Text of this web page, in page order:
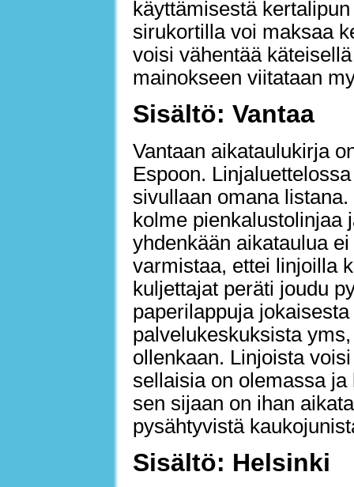
käyttämisestä
sirukortilla voi maksaa
voisi vähentää
mainokseen viitataan
Sisältö: Vantaa
Vantaan aikataulukirja
Espoon.
sivullaan omana
kolme pienkalustolinjaa
yhdenkään aikataulua
varmistaa, ettei linjoilla
kuljettajat peräti joudu
paperilappuja
palvelukeskuksista
ollenkaan. Linjoista
sellaisia on olemassa
sen sijaan on ihan
pysähtyvistä
Sisältö: Helsinki